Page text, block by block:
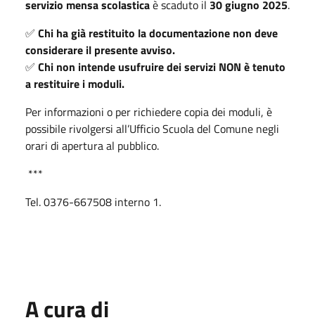
servizio mensa scolasticaè scaduto il 30 giugno 2025.
✅ Chi ha già restituito la documentazione non deve
considerare il presente avviso.
✅ Chi non intende usufruire dei servizi NON è tenuto
a restituire i moduli.
Per informazioni o per richiedere copia dei moduli, è
possibile rivolgersi all’Ufficio Scuola del Comune negli
orari di apertura al pubblico.
***
Tel. 0376-667508 interno 1.
A cura di